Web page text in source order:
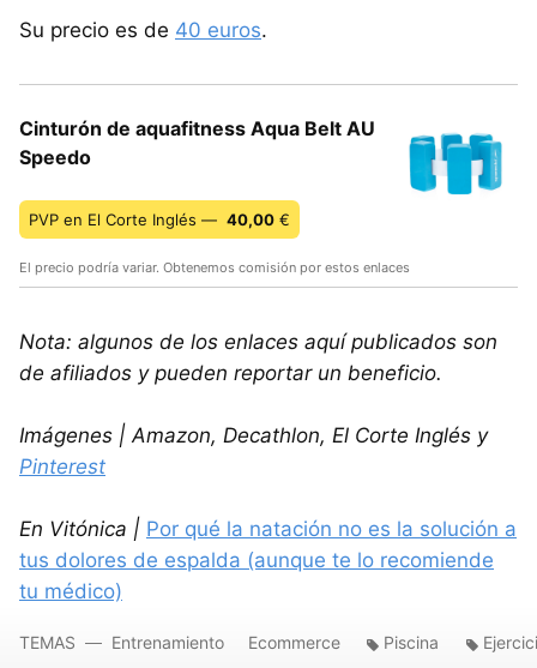
Su precio es de 40 euros.
Cinturón de aquafitness Aqua Belt AU
Speedo
PVP en El Corte Inglés — 40,00 €
El precio podría variar. Obtenemos comisión por estos enlaces
Nota: algunos de los enlaces aquí publicados son
de afiliados y pueden reportar un beneficio.
Imágenes | Amazon, Decathlon, El Corte Inglés y
Pinterest
En Vitónica | Por qué la natación no es la solución a
tus dolores de espalda (aunque te lo recomiende
tu médico)
TEMAS Entrenamiento Ecommerce Piscina